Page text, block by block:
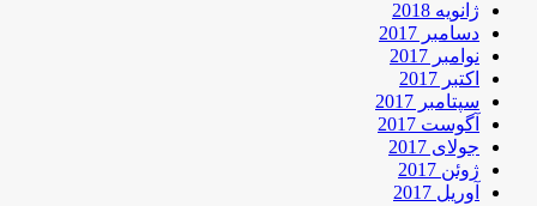
ژانویه 2018
دسامبر 2017
نوامبر 2017
اکتبر 2017
سپتامبر 2017
آگوست 2017
جولای 2017
ژوئن 2017
آوریل 2017